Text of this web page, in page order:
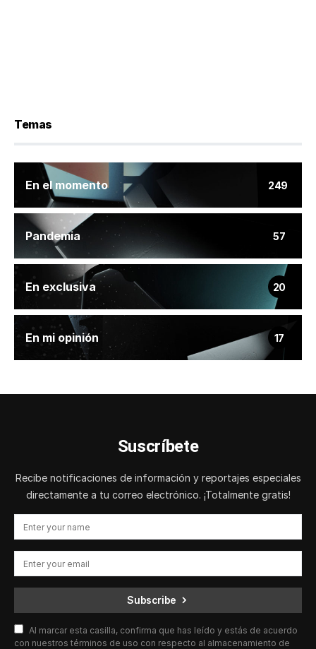
Temas
En el momento 249
Pandemia 57
En exclusiva 20
En mi opinión 17
Suscríbete
Recibe notificaciones de información y reportajes especiales
directamente a tu correo electrónico. ¡Totalmente gratis!
Subscribe
Al marcar esta casilla, confirma que has leído y estás de acuerdo
con nuestros términos de uso con respecto al almacenamiento de